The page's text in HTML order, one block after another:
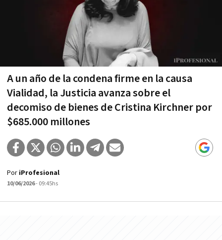
A un año de la condena firme en la causa
Vialidad, la Justicia avanza sobre el
decomiso de bienes de Cristina Kirchner por
$685.000 millones
Por iProfesional
10/06/2026- 09:45hs